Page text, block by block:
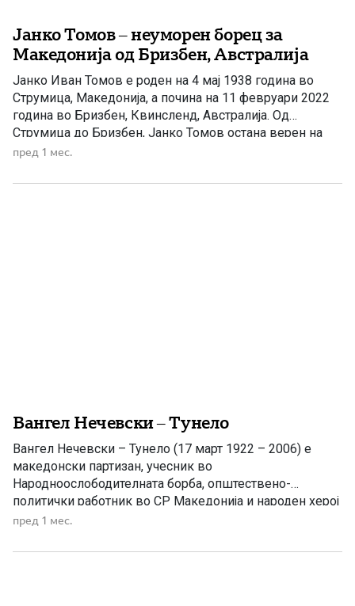
Јанко Томов – неуморен борец за
Македонија од Бризбен, Австралија
Јанко Иван Томов е роден на 4 мај 1938 година во
Струмица, Македонија, а почина на 11 февруари 2022
година во Бризбен, Квинсленд, Австралија. Од
Струмица до Бризбен, Јанко Томов остана верен на
македонската кауза — како активист, публицист,
„Македонска нација“, каде што пишуваше за старата
пред 1 мес.
Вангел Нечевски – Тунело
Вангел Нечевски – Тунело (17 март 1922 – 2006) е
македонски партизан, учесник во
Народноослободителната борба, општествено-
политички работник во СР Македонија и народен херој
на Југославија. Роден е на 17 март 1922 година во
почувствувал товарот на тешкиот живот. По
пред 1 мес.